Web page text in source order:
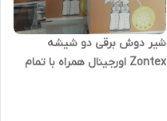
شیر دوش برقی دو شیشه
Zontex اورجینال همراه با تمام